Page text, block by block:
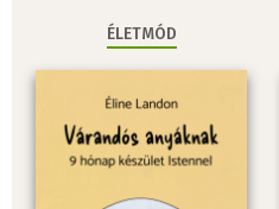
ÉLETMÓD